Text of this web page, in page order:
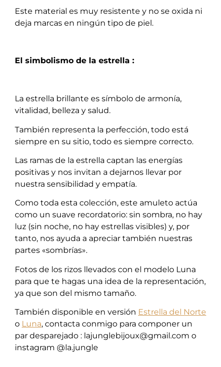
Este material es muy resistente y no se oxida ni
deja marcas en ningún tipo de piel.
El simbolismo de la estrella :
La estrella brillante es símbolo de armonía,
vitalidad, belleza y salud.
También representa la perfección, todo está
siempre en su sitio, todo es siempre correcto.
Las ramas de la estrella captan las energías
positivas y nos invitan a dejarnos llevar por
nuestra sensibilidad y empatía.
Como toda esta colección, este amuleto actúa
como un suave recordatorio: sin sombra, no hay
luz (sin noche, no hay estrellas visibles) y, por
tanto, nos ayuda a apreciar también nuestras
partes «sombrías».
Fotos de los rizos llevados con el modelo Luna
para que te hagas una idea de la representación,
ya que son del mismo tamaño.
También disponible en versión Estrella del Norte
o Luna, contacta conmigo para componer un
par desparejado : lajunglebijoux@gmail.com o
instagram @la.jungle